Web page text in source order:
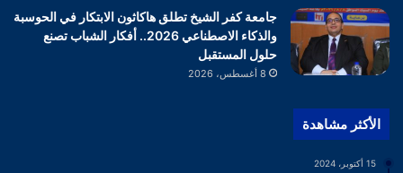
جامعة كفر الشيخ تطلق هاكاثون الابتكار في الحوسبة
والذكاء الاصطناعي 2026.. أفكار الشباب تصنع
حلول المستقبل
8 أغسطس، 2026
الأكثر مشاهدة
15 أكتوبر، 2024